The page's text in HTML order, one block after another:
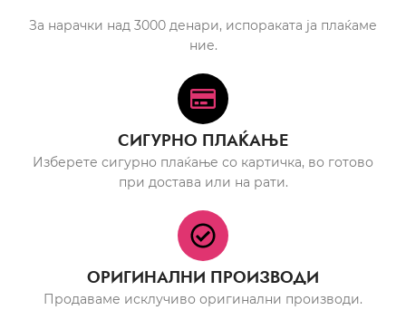
За нарачки над 3000 денари, испораката ја плаќаме
ние.
СИГУРНО ПЛАЌАЊЕ
Изберете сигурно плаќање со картичка, во готово
при достава или на рати.
ОРИГИНАЛНИ ПРОИЗВОДИ
Продаваме исклучиво оригинални производи.